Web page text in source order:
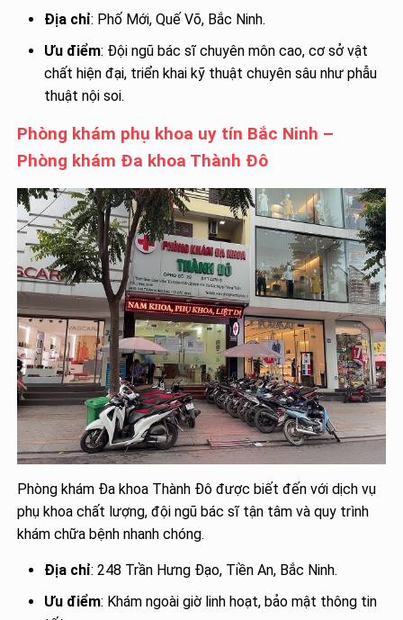
Địa chỉ: Phố Mới, Quế Võ, Bắc Ninh.
Ưu điểm: Đội ngũ bác sĩ chuyên môn cao, cơ sở vật
chất hiện đại, triển khai kỹ thuật chuyên sâu như phẫu
thuật nội soi.
Phòng khám phụ khoa uy tín Bắc Ninh –
Phòng khám Đa khoa Thành Đô
Phòng khám Đa khoa Thành Đô được biết đến với dịch vụ
phụ khoa chất lượng, đội ngũ bác sĩ tận tâm và quy trình
khám chữa bệnh nhanh chóng.
Địa chỉ: 248 Trần Hưng Đạo, Tiền An, Bắc Ninh.
Ưu điểm: Khám ngoài giờ linh hoạt, bảo mật thông tin